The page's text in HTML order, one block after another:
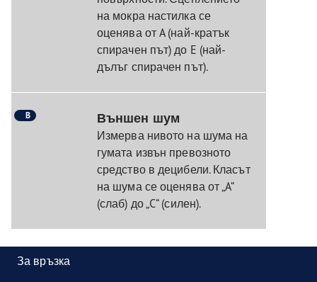
на мокра настилка се
оценява от A (най-кратък
спирачен път) до E (най-
дълъг спирачен път).
B Външен шум
Измерва нивото на шума на
гумата извън превозното
средство в децибели. Класът
на шума се оценява от „A“
(слаб) до „C“ (силен).
За връзка